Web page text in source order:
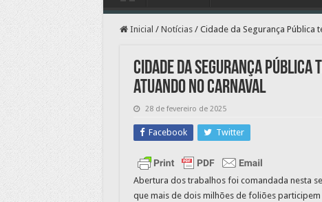
Inicial / Notícias / Cidade da Segurança Pública
Cidade da Segurança
atuando no Carnaval
28 de fevereiro de 2025
Facebook Twitter
Abertura dos trabalhos foi comandada nesta
que mais de dois milhões de foliões